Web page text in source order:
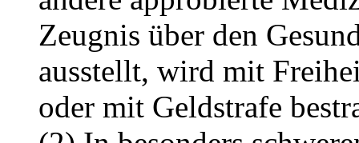
Zeugnis über den
ausstellt, wird mit
oder mit Geldstrafe